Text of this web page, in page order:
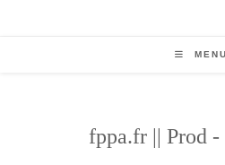
MENU
fppa.fr || Prod